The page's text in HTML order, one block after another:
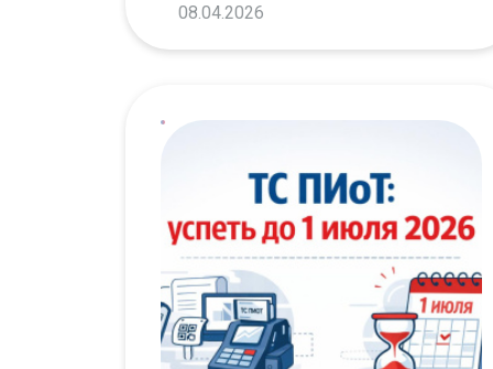
08.04.2026